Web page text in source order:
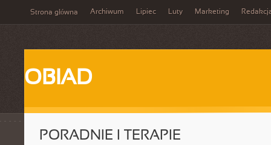
Strona główna Archiwum Lipiec Luty Marketing
OBIAD
PORADNIE I TERAPIE